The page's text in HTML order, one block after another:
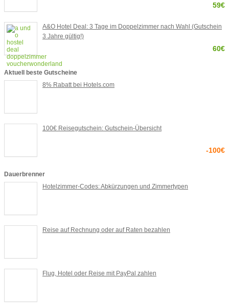
59€
A&O Hotel Deal: 3 Tage im Doppelzimmer nach Wahl (Gutschein
3 Jahre gültig!)
60€
Aktuell beste Gutscheine
8% Rabatt bei Hotels.com
100€ Reisegutschein: Gutschein-Übersicht
-100€
Dauerbrenner
Hotelzimmer-Codes: Abkürzungen und Zimmertypen
Reise auf Rechnung oder auf Raten bezahlen
Flug, Hotel oder Reise mit PayPal zahlen